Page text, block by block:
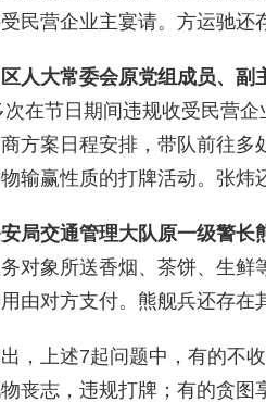
民营企业主宴请。方运驰
人大常委会原党组成员、
在节日期间违规收受民营
方案日程安排，带队前往
输赢性质的打牌活动。张
局交通管理大队原一级警
对象所送香烟、茶饼、生
由对方支付。熊舰兵还存
，上述7起问题中，有的不
丧志，违规打牌；有的贪